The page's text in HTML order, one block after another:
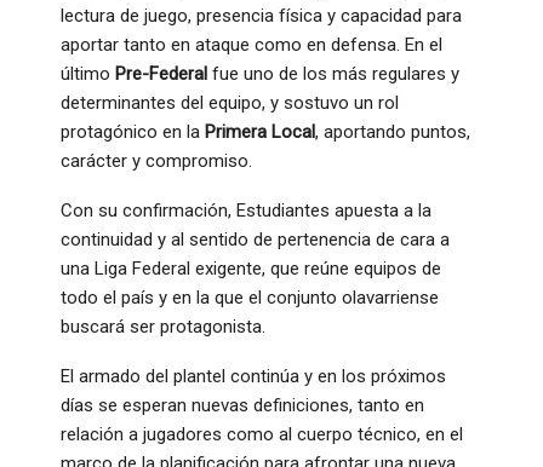
lectura de juego, presencia física y capacidad para
aportar tanto en ataque como en defensa. En el
último Pre-Federal fue uno de los más regulares y
determinantes del equipo, y sostuvo un rol
protagónico en la Primera Local, aportando puntos,
carácter y compromiso.
Con su confirmación, Estudiantes apuesta a la
continuidad y al sentido de pertenencia de cara a
una Liga Federal exigente, que reúne equipos de
todo el país y en la que el conjunto olavarriense
buscará ser protagonista.
El armado del plantel continúa y en los próximos
días se esperan nuevas definiciones, tanto en
relación a jugadores como al cuerpo técnico, en el